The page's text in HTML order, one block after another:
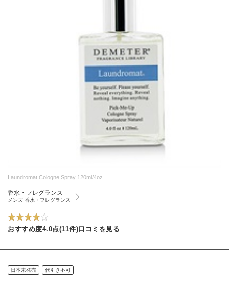
Laundromat Cologne Spray 120ml/4oz
香水・フレグランス
メンズ 香水・フレグランス
おすすめ度4.0点(11件)口コミを見る
日本未発売 代引き不可